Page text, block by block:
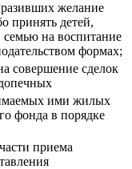
желание
принять детей,
семью на воспитание
формах;
совершение сделок
ими жилых
фонда в порядке
приема